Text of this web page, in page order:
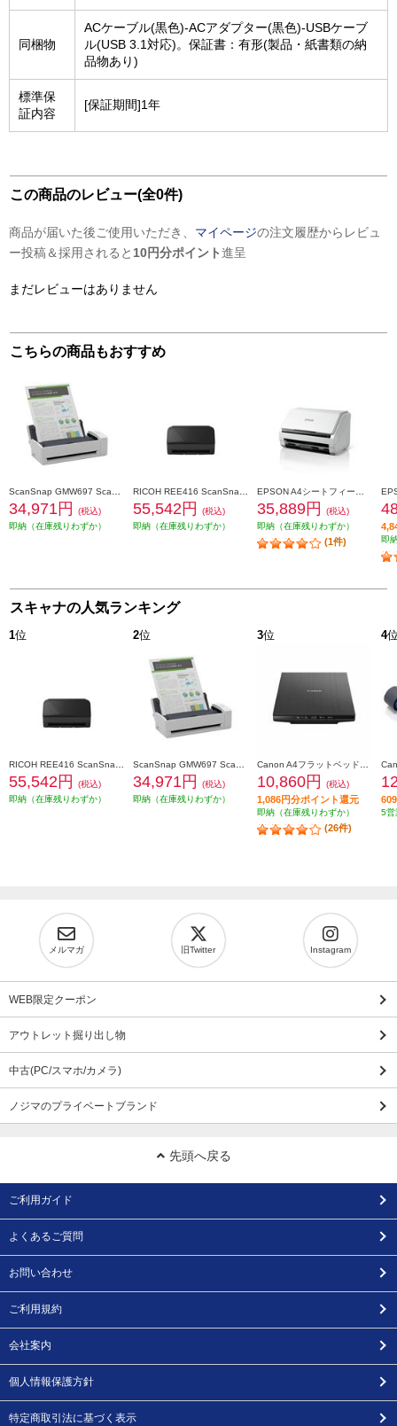
同梱物
ACケーブル(黒色)-ACアダプター(黒色)-USBケーブ
ル(USB 3.1対応)。保証書：有形(製品・紙書類の納
品物あり)
標準保
証内容
[保証期間]1年
この商品のレビュー(全0件)
商品が届いた後ご使用いただき、 マイページの注文履歴からレビュ
ー投稿＆採用されると 10円分ポイント進呈
まだレビューはありません
こちらの商品もおすすめ
34,971円
(税込)
即納（在庫残りわずか）
55,542円
(税込)
即納（在庫残りわずか）
35,889円
(税込)
即納（在庫残りわずか）
(1件) 即
スキャナの人気ランキング
1位
55,542円
(税込)
即納（在庫残りわずか）
2位
34,971円
(税込)
即納（在庫残りわずか）
3位
10,860円 (税込)
1,086円分ポイント還元
即納（在庫残りわずか）
(26件)
4
5営
メルマガ 旧Twitter Instagram
WEB限定クーポン
アウトレット掘り出し物
中古(PC/スマホ/カメラ)
ノジマのプライベートブランド
先頭へ戻る
ご利用ガイド
よくあるご質問
お問い合わせ
ご利用規約
会社案内
個人情報保護方針
特定商取引法に基づく表示